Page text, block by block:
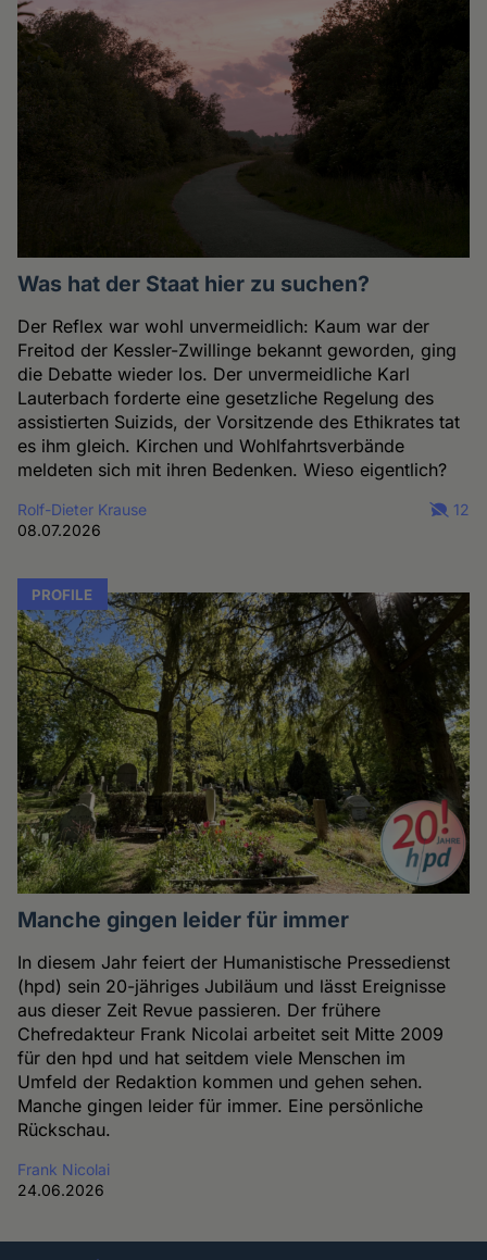
Was hat der Staat hier zu suchen?
Der Reflex war wohl unvermeidlich: Kaum war der
Freitod der Kessler-Zwillinge bekannt geworden, ging
die Debatte wieder los. Der unvermeidliche Karl
Lauterbach forderte eine gesetzliche Regelung des
assistierten Suizids, der Vorsitzende des Ethikrates tat
es ihm gleich. Kirchen und Wohlfahrtsverbände
meldeten sich mit ihren Bedenken. Wieso eigentlich?
Rolf-Dieter Krause
08.07.2026
12
PROFILE
Manche gingen leider für immer
In diesem Jahr feiert der Humanistische Pressedienst
(hpd) sein 20-jähriges Jubiläum und lässt Ereignisse
aus dieser Zeit Revue passieren. Der frühere
Chefredakteur Frank Nicolai arbeitet seit Mitte 2009
für den hpd und hat seitdem viele Menschen im
Umfeld der Redaktion kommen und gehen sehen.
Manche gingen leider für immer. Eine persönliche
Rückschau.
Frank Nicolai
24.06.2026